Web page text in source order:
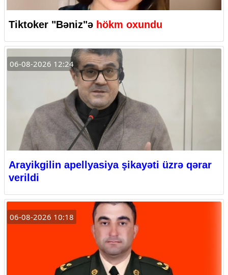
Tiktoker "Bəniz"ə hökm oxundu
06-08-2026 12:24
Arayikgilin apellyasiya şikayəti üzrə qərar
verildi
06-08-2026 10:18